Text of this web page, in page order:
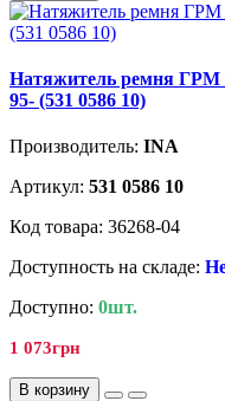
Натяжитель ремня ГРМ
95- (531 0586 10)
Производитель: INA
Артикул: 531 0586 10
Код товара: 36268-04
Доступность на складе:
Доступно: 0шт.
1 073грн
В корзину